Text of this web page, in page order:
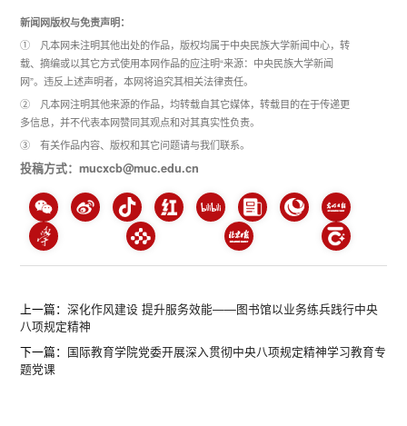
新闻网版权与免责声明：
① 凡本网未注明其他出处的作品，版权均属于中央民族大学新闻中心，转
载、摘编或以其它方式使用本网作品的应注明“来源：中央民族大学新闻
网”。违反上述声明者，本网将追究其相关法律责任。
② 凡本网注明其他来源的作品，均转载自其它媒体，转载目的在于传递更
多信息，并不代表本网赞同其观点和对其真实性负责。
③ 有关作品内容、版权和其它问题请与我们联系。
投稿方式：mucxcb@muc.edu.cn
上一篇：深化作风建设 提升服务效能——图书馆以业务练兵践行中央
八项规定精神
下一篇： 国际教育学院党委开展深入贯彻中央八项规定精神学习教育专
题党课